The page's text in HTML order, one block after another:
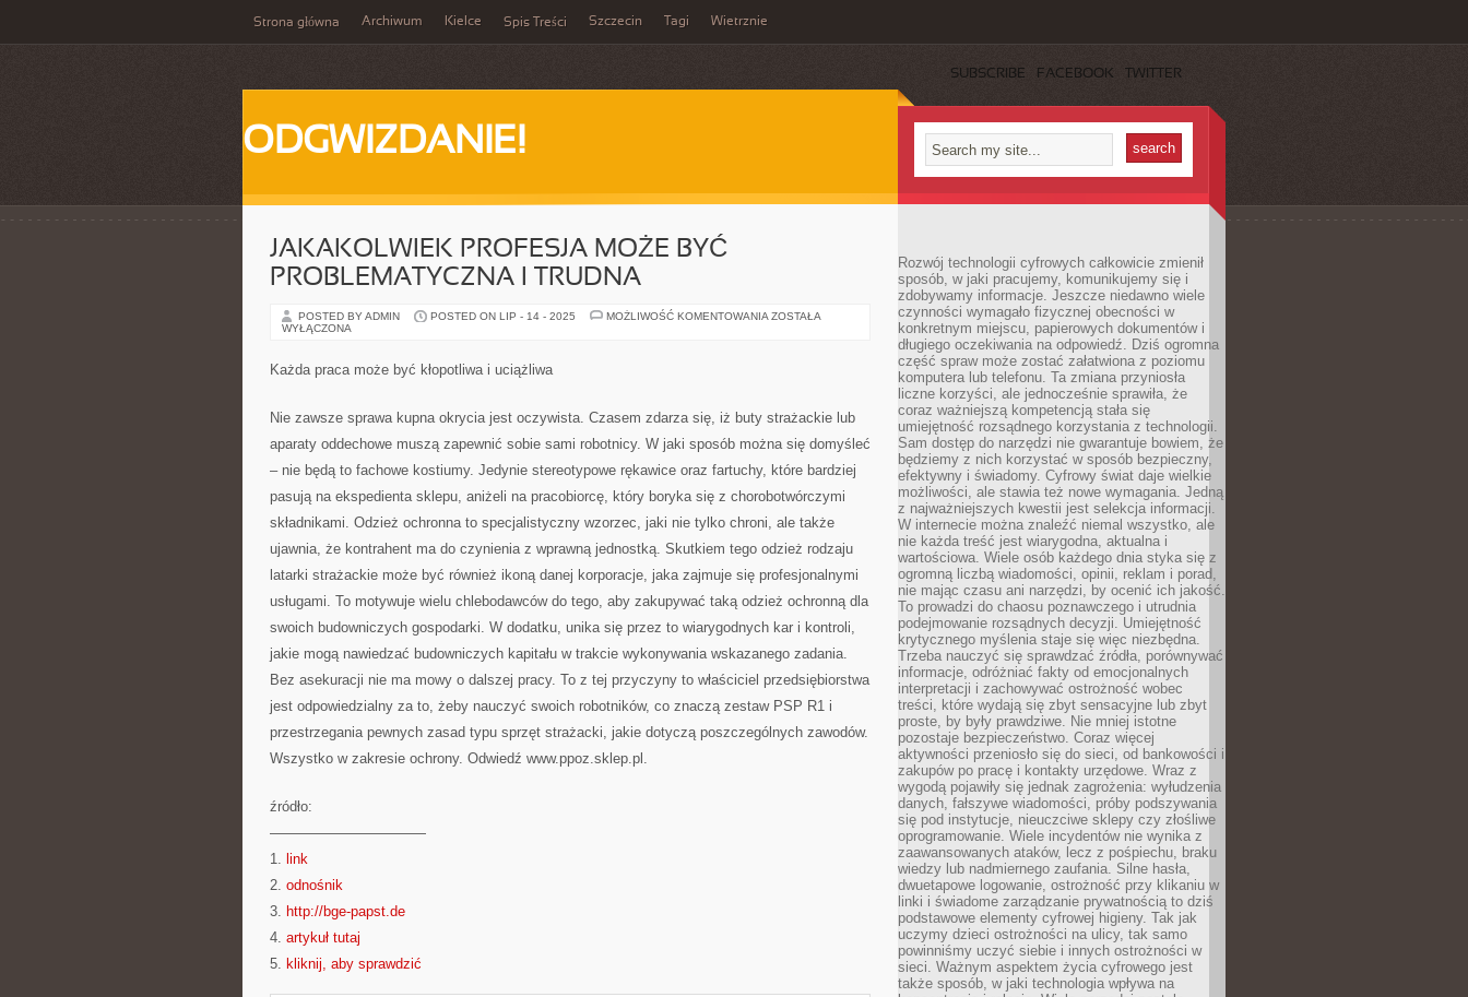
Strona główna Archiwum Kielce Spis Treści Szczecin Tagi Wietrznie
SUBSCRIBE FACEBOOK TWITTER
ODGWIZDANIE!
JAKAKOLWIEK PROFESJA MOŻE BYĆ
PROBLEMATYCZNA I TRUDNA
POSTED BY ADMIN POSTED ON LIP - 14 - 2025 MOŻLIWOŚĆ KOMENTOWANIA JAKAKOLWIEK
ZOSTAŁA
WYŁĄCZONA
Każda praca może być kłopotliwa i uciążliwa
Nie zawsze sprawa kupna okrycia jest oczywista. Czasem zdarza się, iż buty strażackie lub
aparaty oddechowe muszą zapewnić sobie sami robotnicy. W jaki sposób można się domyśleć
– nie będą to fachowe kostiumy. Jedynie stereotypowe rękawice oraz fartuchy, które bardziej
pasują na ekspedienta sklepu, aniżeli na pracobiorcę, który boryka się z chorobotwórczymi
składnikami. Odzież ochronna to specjalistyczny wzorzec, jaki nie tylko chroni, ale także
ujawnia, że kontrahent ma do czynienia z wprawną jednostką. Skutkiem tego odzież rodzaju
latarki strażackie może być również ikoną danej korporacje, jaka zajmuje się profesjonalnymi
usługami. To motywuje wielu chlebodawców do tego, aby zakupywać taką odzież ochronną dla
swoich budowniczych gospodarki. W dodatku, unika się przez to wiarygodnych kar i kontroli,
jakie mogą nawiedzać budowniczych kapitału w trakcie wykonywania wskazanego zadania.
Bez asekuracji nie ma mowy o dalszej pracy. To z tej przyczyny to właściciel przedsiębiorstwa
jest odpowiedzialny za to, żeby nauczyć swoich robotników, co znaczą zestaw PSP R1 i
przestrzegania pewnych zasad typu sprzęt strażacki, jakie dotyczą poszczególnych zawodów.
Wszystko w zakresie ochrony. Odwiedź www.ppoz.sklep.pl.
źródło:
———————————
1. link
2. odnośnik
3. http://bge-papst.de
4. artykuł tutaj
5. kliknij, aby sprawdzić
Rozwój technologii cyfrowych całkowicie zmienił
sposób, w jaki pracujemy, komunikujemy się i
zdobywamy informacje. Jeszcze niedawno wiele
czynności wymagało fizycznej obecności w
konkretnym miejscu, papierowych dokumentów i
długiego oczekiwania na odpowiedź. Dziś ogromna
część spraw może zostać załatwiona z poziomu
komputera lub telefonu. Ta zmiana przyniosła
liczne korzyści, ale jednocześnie sprawiła, że
coraz ważniejszą kompetencją stała się
umiejętność rozsądnego korzystania z technologii.
Sam dostęp do narzędzi nie gwarantuje bowiem, że
będziemy z nich korzystać w sposób bezpieczny,
efektywny i świadomy. Cyfrowy świat daje wielkie
możliwości, ale stawia też nowe wymagania. Jedną
z najważniejszych kwestii jest selekcja informacji.
W internecie można znaleźć niemal wszystko, ale
nie każda treść jest wiarygodna, aktualna i
wartościowa. Wiele osób każdego dnia styka się z
ogromną liczbą wiadomości, opinii, reklam i porad,
nie mając czasu ani narzędzi, by ocenić ich jakość.
To prowadzi do chaosu poznawczego i utrudnia
podejmowanie rozsądnych decyzji. Umiejętność
krytycznego myślenia staje się więc niezbędna.
Trzeba nauczyć się sprawdzać źródła, porównywać
informacje, odróżniać fakty od emocjonalnych
interpretacji i zachowywać ostrożność wobec
treści, które wydają się zbyt sensacyjne lub zbyt
proste, by były prawdziwe. Nie mniej istotne
pozostaje bezpieczeństwo. Coraz więcej
aktywności przeniosło się do sieci, od bankowości i
zakupów po pracę i kontakty urzędowe. Wraz z
wygodą pojawiły się jednak zagrożenia: wyłudzenia
danych, fałszywe wiadomości, próby podszywania
się pod instytucje, nieuczciwe sklepy czy złośliwe
oprogramowanie. Wiele incydentów nie wynika z
zaawansowanych ataków, lecz z pośpiechu, braku
wiedzy lub nadmiernego zaufania. Silne hasła,
dwuetapowe logowanie, ostrożność przy klikaniu w
linki i świadome zarządzanie prywatnością to dziś
podstawowe elementy cyfrowej higieny. Tak jak
uczymy dzieci ostrożności na ulicy, tak samo
powinniśmy uczyć siebie i innych ostrożności w
sieci. Ważnym aspektem życia cyfrowego jest
także sposób, w jaki technologia wpływa na